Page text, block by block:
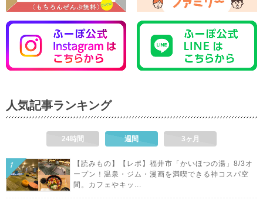
人気記事ランキング
24時間 週間 3ヶ月
【読みもの】【レポ】福井市「かいほつの湯」8/3オ
ープン！温泉・ジム・漫画を満喫できる神コスパ空
間。カフェやキッ...